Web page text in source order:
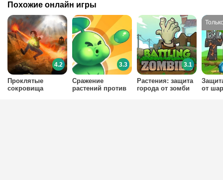
Похожие онлайн игры
от
Проклятые
сокровища
4.2
Сражение
растений против
3.3
Растения: защита
города от зомби
3.1